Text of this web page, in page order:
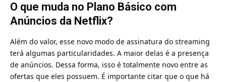
O que muda no Plano Básico com
Anúncios da Netflix?
Além do valor, esse novo modo de assinatura do streaming
terá algumas particularidades. A maior delas é a presença
de anúncios. Dessa forma, isso é totalmente novo entre as
ofertas que eles possuem. É importante citar que o que há